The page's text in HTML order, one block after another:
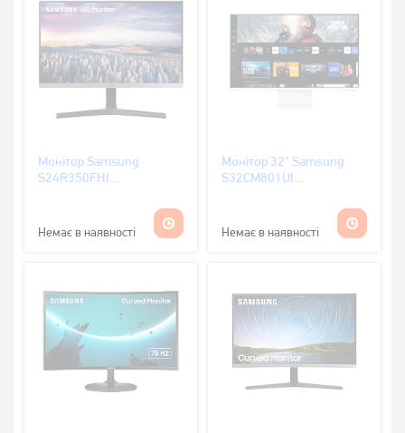
Монітор Samsung
S24R350FHI
Немає в наявності
Монітор 32" Samsung
S32CM801UI
Немає в наявності